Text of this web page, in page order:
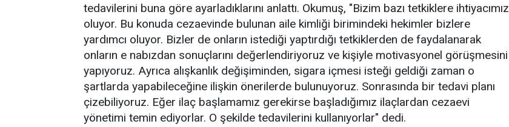
tedavilerini buna göre ayarladıklarını anlattı. Okumuş, "Bizim bazı tetkiklere ihtiyacımız
oluyor. Bu konuda cezaevinde bulunan aile kimliği birimindeki hekimler bizlere
yardımcı oluyor. Bizler de onların istediği yaptırdığı tetkiklerden de faydalanarak
onların e nabızdan sonuçlarını değerlendiriyoruz ve kişiyle motivasyonel görüşmesini
yapıyoruz. Ayrıca alışkanlık değişiminden, sigara içmesi isteği geldiği zaman o
şartlarda yapabileceğine ilişkin önerilerde bulunuyoruz. Sonrasında bir tedavi planı
çizebiliyoruz. Eğer ilaç başlamamız gerekirse başladığımız ilaçlardan cezaevi
yönetimi temin ediyorlar. O şekilde tedavilerini kullanıyorlar" dedi.